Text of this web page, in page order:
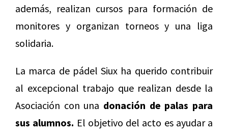
además, realizan cursos para formación de
monitores y organizan torneos y una liga
solidaria.
La marca de pádel Siux ha querido contribuir
al excepcional trabajo que realizan desde la
Asociación con una donación de palas para
sus alumnos. El objetivo del acto es ayudar a